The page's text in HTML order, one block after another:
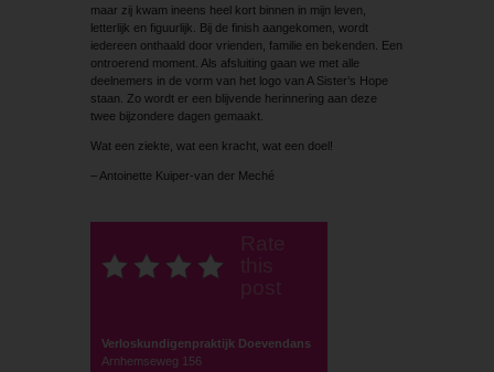
maar zij kwam ineens heel kort binnen in mijn leven,
letterlijk en figuurlijk. Bij de finish aangekomen, wordt
iedereen onthaald door vrienden, familie en bekenden. Een
ontroerend ­moment. Als afsluiting gaan we met alle
deelnemers in de vorm van het logo van A Sister’s Hope
staan. Zo wordt er een blijvende herinnering aan deze
twee bijzondere dagen gemaakt.
Wat een ziekte, wat een kracht, wat een doel!
– Antoinette Kuiper-van der Meché
Verloskundigenpraktijk Doevendans
Arnhemseweg 156